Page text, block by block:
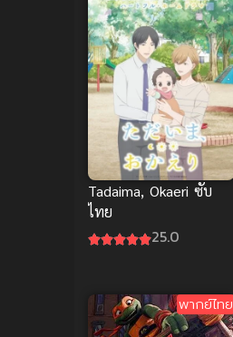
Tadaima, Okaeri ซับ
ไทย
25.0
พากย์ไทย